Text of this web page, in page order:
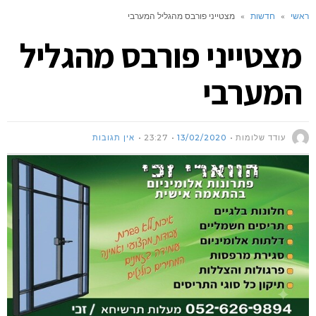
ראשי » חדשות » מצטייני פורבס מהגליל המערבי
מצטייני פורבס מהגליל
המערבי
עודד שלומות 13/02/2020
23:27 אין תגובות